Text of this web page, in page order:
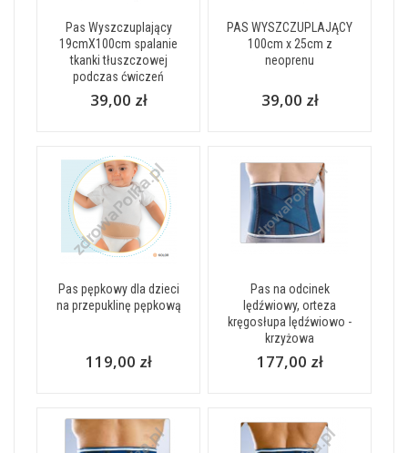
Pas Wyszczuplający
19cmX100cm spalanie
tkanki tłuszczowej
podczas ćwiczeń
39,00 zł
PAS WYSZCZUPLAJĄCY
100cm x 25cm z
neoprenu
39,00 zł
Pas pępkowy dla dzieci
na przepuklinę pępkową
119,00 zł
Pas na odcinek
lędźwiowy, orteza
kręgosłupa lędźwiowo -
krzyżowa
177,00 zł